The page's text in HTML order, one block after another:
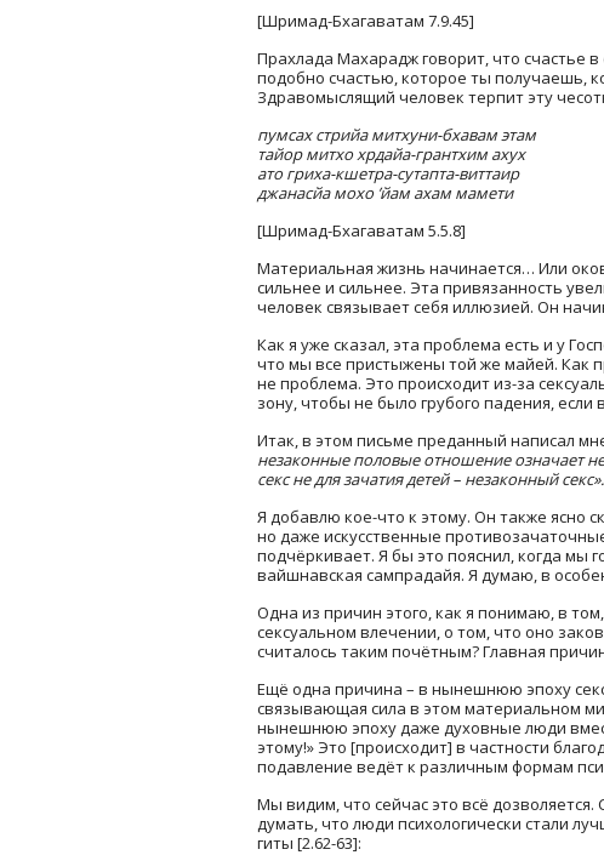
[Шримад-Бхагаватам 7.9.45]
Прахлада Махарадж говорит, что счастье
подобно счастью, которое ты получаешь,
Здравомыслящий человек терпит эту
пумсах стрийа митхуни-бхавам этам
тайор митхо хрдайа-грантхим ахух
ато гриха-кшетра-сутапта-виттаир
джанасйа мохо ’йам ахам мамети
[Шримад-Бхагаватам 5.5.8]
Материальная жизнь начинается… Или
сильнее и сильнее. Эта привязанность
человек связывает себя иллюзией. Он
Как я уже сказал, эта проблема есть и у
что мы все пристыжены той же майей. Как
не проблема. Это происходит из-за
зону, чтобы не было грубого падения,
Итак, в этом письме преданный написал
незаконные половые отношение означает
секс не для зачатия детей – незаконный секс».
Я добавлю кое-что к этому. Он также ясно
но даже искусственные
подчёркивает. Я бы это пояснил, когда мы
вайшнавская сампрадайя. Я думаю, в
Одна из причин этого, как я понимаю, в
сексуальном влечении, о том, что оно
считалось таким почётным? Главная
Ещё одна причина – в нынешнюю эпоху
связывающая сила в этом материальном
нынешнюю эпоху даже духовные люди
этому!» Это [происходит] в частности
подавление ведёт к различным формам
Мы видим, что сейчас это всё
думать, что люди психологически стали
гиты [2.62-63]: